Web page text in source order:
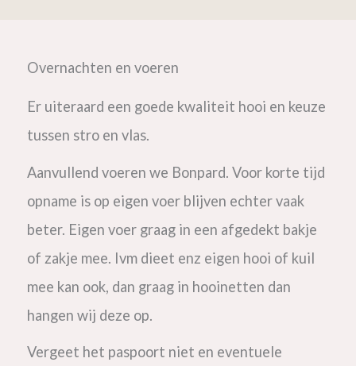
Overnachten en voeren
Er uiteraard een goede kwaliteit hooi en keuze
tussen stro en vlas.
Aanvullend voeren we Bonpard. Voor korte tijd
opname is op eigen voer blijven echter vaak
beter. Eigen voer graag in een afgedekt bakje
of zakje mee. Ivm dieet enz eigen hooi of kuil
mee kan ook, dan graag in hooinetten dan
hangen wij deze op.
Vergeet het paspoort niet en eventuele